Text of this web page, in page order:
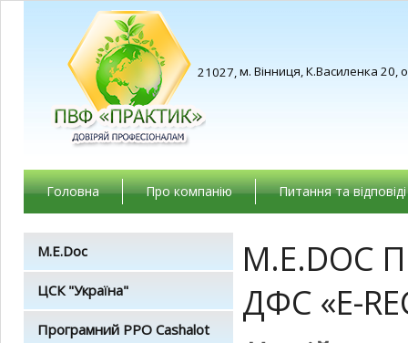
21027,м. Вінниця, К.Василенка 20,
Головна Про компанію Питання та відповіді
M.E.Doc
ЦСК "Україна"
Програмний РРО Cashalot
ДФС «E-